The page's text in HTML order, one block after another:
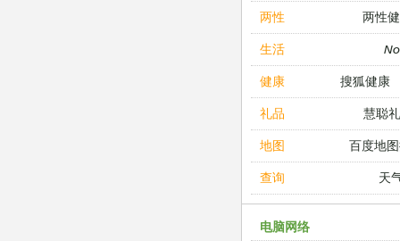
两性 两性
生活
健康 搜狐健康
礼品 慧聪
地图 百度地
查询 天
电脑网络